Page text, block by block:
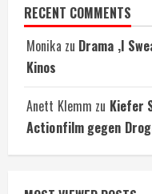
RECENT COMMENTS
Monika zu Drama ‚I
Kinos
Anett Klemm zu Kiefer
Actionfilm gegen